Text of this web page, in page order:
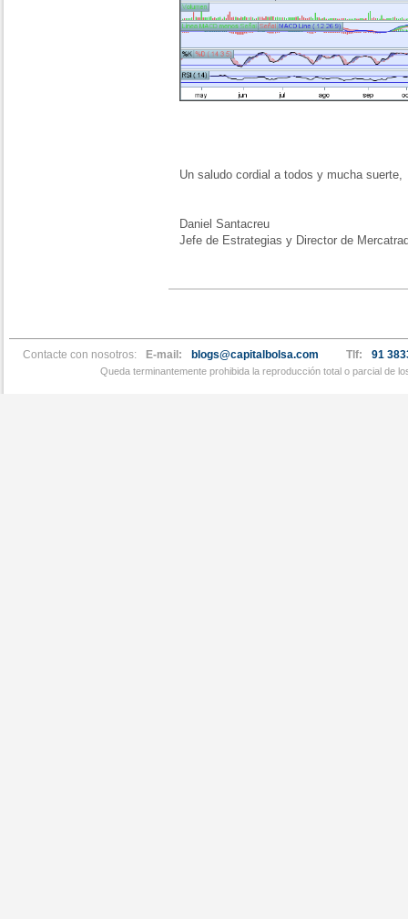
Un saludo cordial a todos y mucha suerte,
Daniel Santacreu
Jefe de Estrategias y Director de
Contacte con nosotros: E-mail: blogs@capitalbolsa.com Tlf: 91
Queda terminantemente prohibida la reproducción total o parcial de